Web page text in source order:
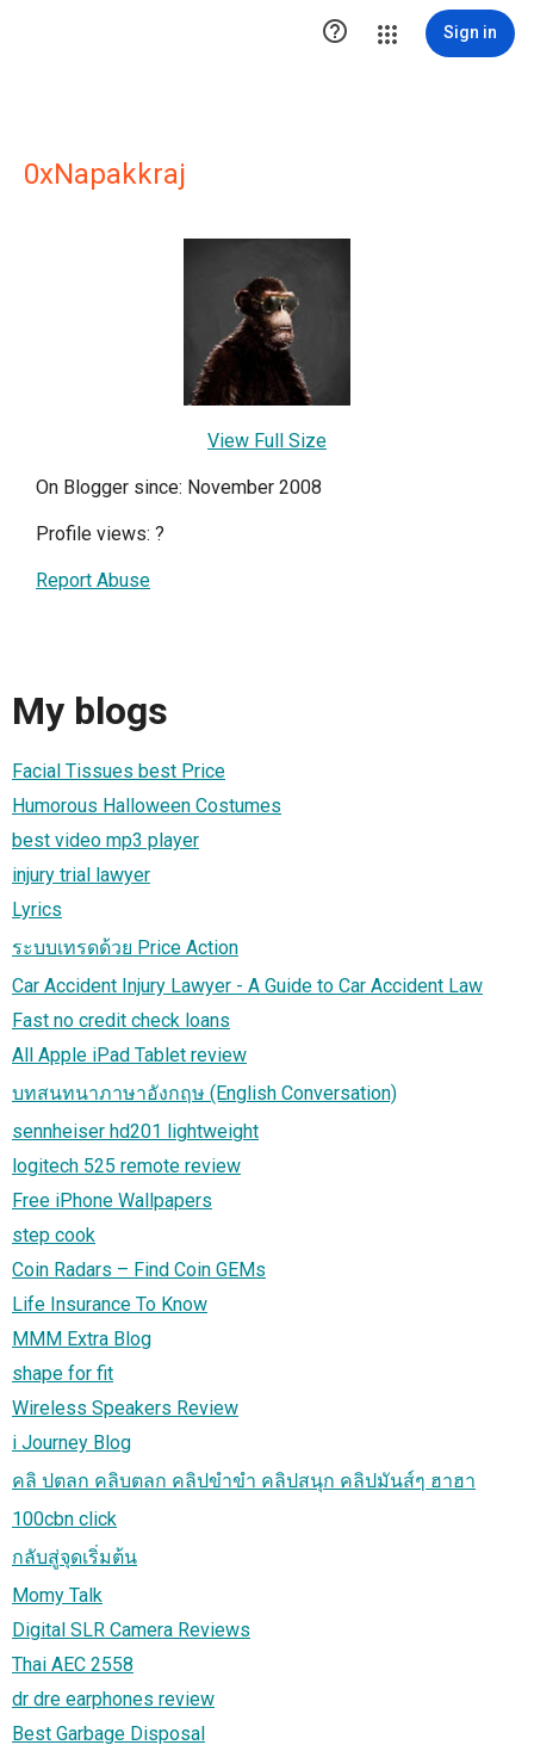
 Sign in
0xNapakkraj
View Full Size
On Blogger since: November 2008
Profile views: ?
Report Abuse
My blogs
Facial Tissues best Price
Humorous Halloween Costumes
best video mp3 player
injury trial lawyer
Lyrics
ระบบเทรดด้วย Price Action
Car Accident Injury Lawyer - A Guide to Car Accident Law
Fast no credit check loans
All Apple iPad Tablet review
บทสนทนาภาษาอังกฤษ (English Conversation)
sennheiser hd201 lightweight
logitech 525 remote review
Free iPhone Wallpapers
step cook
Coin Radars – Find Coin GEMs
Life Insurance To Know
MMM Extra Blog
shape for fit
Wireless Speakers Review
i Journey Blog
คลิ ปตลก คลิบตลก คลิปขำขำ คลิปสนุก คลิปมันส์ๆ ฮาฮา
100cbn click
กลับสู่จุดเริ่มต้น
Momy Talk
Digital SLR Camera Reviews
Thai AEC 2558
dr dre earphones review
Best Garbage Disposal